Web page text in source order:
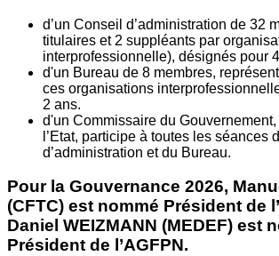
d’un Conseil d’administration de 32
titulaires et 2 suppléants par
interprofessionnelle), désignés pour
d'un Bureau de 8 membres,
ces organisations
2 ans.
d'un Commissaire du
l’Etat, participe à toutes les séances
d’administration et du Bureau.
Pour la Gouvernance 2026,
(CFTC) est nommé Président de
Daniel WEIZMANN (MEDEF) est
Président de l’AGFPN.